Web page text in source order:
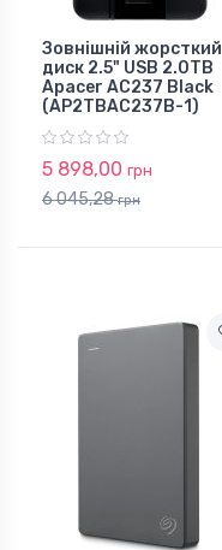
Зовнішній жорсткий
диск 2.5" USB 2.0TB
Apacer AC237 Black
(AP2TBAC237B-1)
5 898,00 грн
6 045,28грн